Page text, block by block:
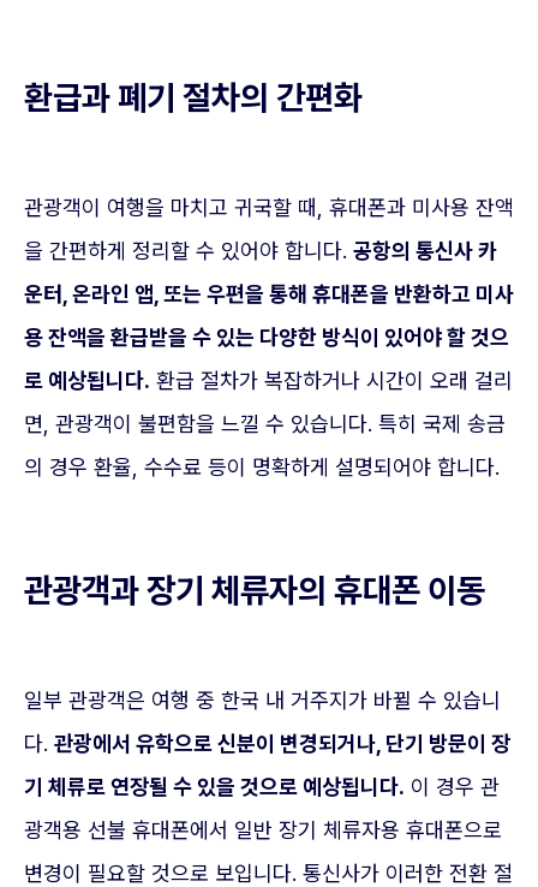
환급과 폐기 절차의 간편화
관광객이 여행을 마치고 귀국할 때, 휴대폰과 미사용 잔액
을 간편하게 정리할 수 있어야 합니다. 공항의 통신사 카
운터, 온라인 앱, 또는 우편을 통해 휴대폰을 반환하고 미사
용 잔액을 환급받을 수 있는 다양한 방식이 있어야 할 것으
로 예상됩니다. 환급 절차가 복잡하거나 시간이 오래 걸리
면, 관광객이 불편함을 느낄 수 있습니다. 특히 국제 송금
의 경우 환율, 수수료 등이 명확하게 설명되어야 합니다.
관광객과 장기 체류자의 휴대폰 이동
일부 관광객은 여행 중 한국 내 거주지가 바뀔 수 있습니
다. 관광에서 유학으로 신분이 변경되거나, 단기 방문이 장
기 체류로 연장될 수 있을 것으로 예상됩니다. 이 경우 관
광객용 선불 휴대폰에서 일반 장기 체류자용 휴대폰으로
변경이 필요할 것으로 보입니다. 통신사가 이러한 전환 절